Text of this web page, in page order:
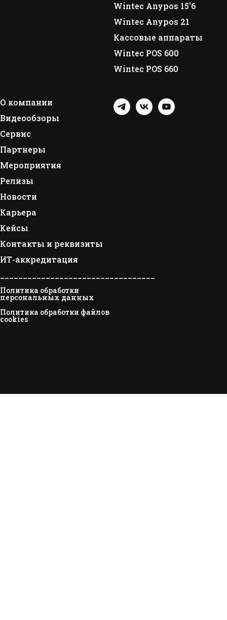
Wintec Anypos 15'6
Wintec Anypos 21
Кассовые аппараты
Wintec POS 600
Wintec POS 660
О компании
Видеообзоры
Сервис
Партнеры
Мероприятия
Релизы
Новости
Карьера
Кейсы
Контакты и реквизиты
ИТ-аккредитация
Политика обработки
персональных данных
Политика обработки файлов
cookies